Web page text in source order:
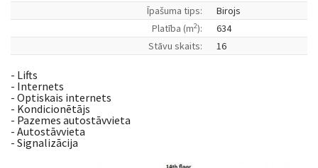
Īpašuma tips:
Birojs
Platība (m2):
634
Stāvu skaits:
16
- Lifts
- Internets
- Optiskais internets
- Kondicionētājs
- Pazemes autostāvvieta
- Autostāvvieta
- Signalizācija